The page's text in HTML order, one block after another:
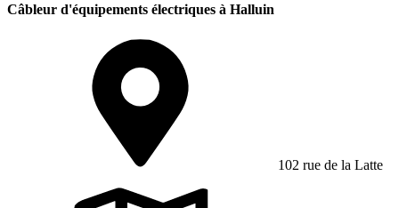
Câbleur d'équipements électriques à Halluin
102 rue de la Latte